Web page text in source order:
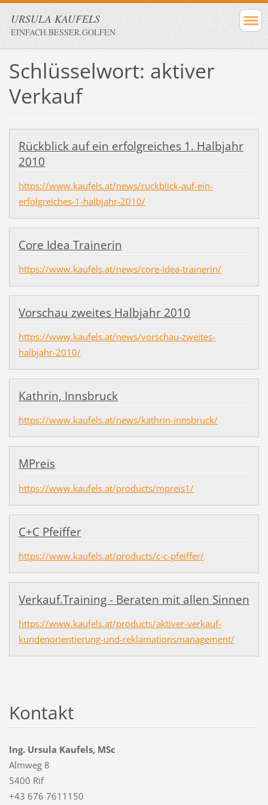
URSULA KAUFELS
EINFACH.BESSER.GOLFEN
Schlüsselwort: aktiver
Verkauf
Rückblick auf ein erfolgreiches 1. Halbjahr
2010
https://www.kaufels.at/news/ruckblick-auf-ein-
erfolgreiches-1-halbjahr-2010/
Core Idea Trainerin
https://www.kaufels.at/news/core-idea-trainerin/
Vorschau zweites Halbjahr 2010
https://www.kaufels.at/news/vorschau-zweites-
halbjahr-2010/
Kathrin, Innsbruck
https://www.kaufels.at/news/kathrin-innsbruck/
MPreis
https://www.kaufels.at/products/mpreis1/
C+C Pfeiffer
https://www.kaufels.at/products/c-c-pfeiffer/
Verkauf.Training - Beraten mit allen Sinnen
https://www.kaufels.at/products/aktiver-verkauf-
kundenorientierung-und-reklamationsmanagement/
Kontakt
Ing. Ursula Kaufels, MSc
Almweg 8
5400 Rif
+43 676 7611150